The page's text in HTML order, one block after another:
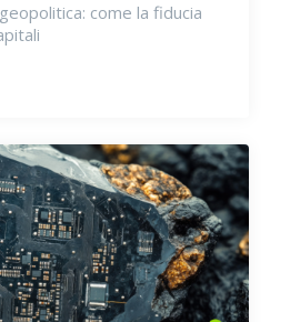
come la fiducia